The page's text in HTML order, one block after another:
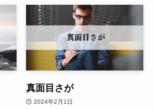
真面目さが
2024年2月1日